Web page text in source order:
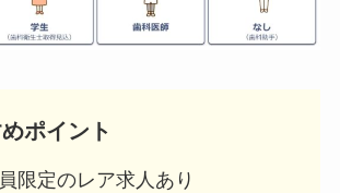
ポイント
限定のレア求人あり